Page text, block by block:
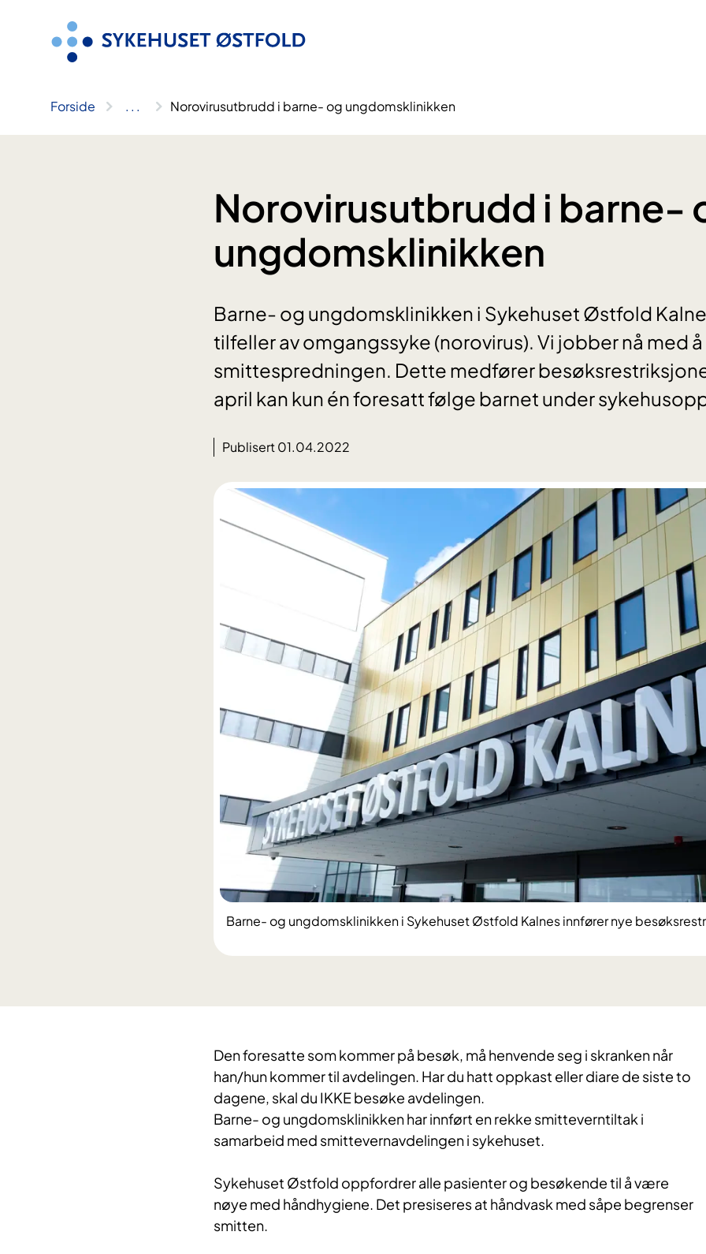
Forside .. . Norovirusutbrudd i barne- og ungdomsklinikken
Norovirusutbrudd i barne-
ungdomsklinikken
Barne- og ungdomsklinikken i Sykehuset Østfold
tilfeller av omgangssyke (norovirus). Vi jobber nå med
smittespredningen. Dette medfører
april kan kun én foresatt følge barnet under
Publisert 01.04.2022
Barne- og ungdomsklinikken i Sykehuset Østfold Kalnes innfører nye
Den foresatte som kommer på besøk, må henvende seg i skranken når
han/hun kommer til avdelingen. Har du hatt oppkast eller diare de siste to
dagene, skal du IKKE besøke avdelingen.
Barne- og ungdomsklinikken har innført en rekke smitteverntiltak i
samarbeid med smittevernavdelingen i sykehuset.
Sykehuset Østfold oppfordrer alle pasienter og besøkende til å være
nøye med håndhygiene. Det presiseres at håndvask med såpe begrenser
smitten.